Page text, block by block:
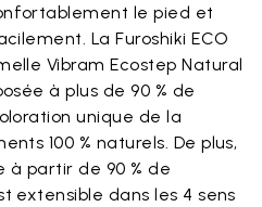
le pied et
La Furoshiki ECO
Vibram Ecostep Natural
à plus de 90 % de
unique de la
100 % naturels. De plus,
à partir de 90 % de
extensible dans les 4 sens